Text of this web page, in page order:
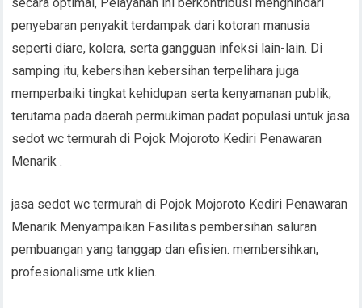
penyebaran penyakit terdampak dari kotoran manusia
seperti diare, kolera, serta gangguan infeksi lain-lain. Di
samping itu, kebersihan kebersihan terpelihara juga
memperbaiki tingkat kehidupan serta kenyamanan publik,
terutama pada daerah permukiman padat populasi untuk jasa
sedot wc termurah di Pojok Mojoroto Kediri Penawaran
Menarik .
jasa sedot wc termurah di Pojok Mojoroto Kediri Penawaran
Menarik Menyampaikan Fasilitas pembersihan saluran
pembuangan yang tanggap dan efisien. membersihkan,
profesionalisme utk klien.